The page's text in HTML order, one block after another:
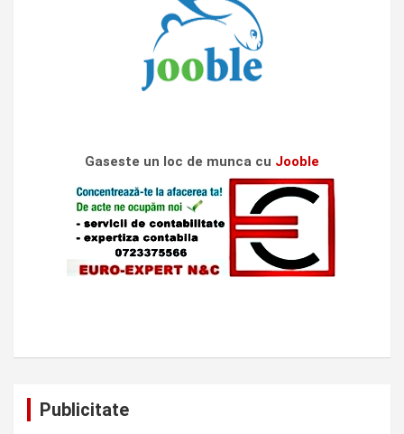
Gaseste un loc de munca cu Jooble
Publicitate